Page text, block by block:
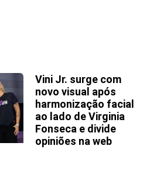
Vini Jr. surge com
novo visual após
harmonização facial
ao lado de Virginia
Fonseca e divide
opiniões na web